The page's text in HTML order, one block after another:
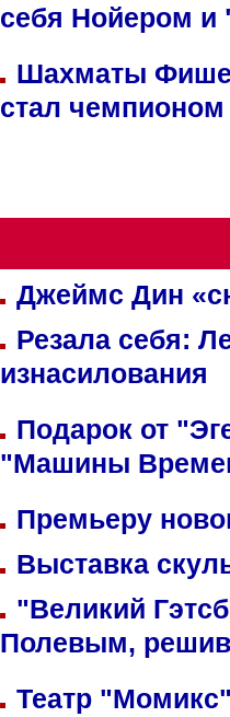
себя Нойером и
Шахматы
стал
Джеймс Дин
Резала себя:
изнасилования
Подарок от
"Машины
Премьеру
Выставка
"Великий
Полевым,
Театр